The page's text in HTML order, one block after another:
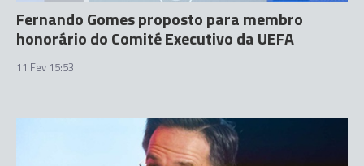
Fernando Gomes proposto para membro
honorário do Comité Executivo da UEFA
11 Fev 15:53